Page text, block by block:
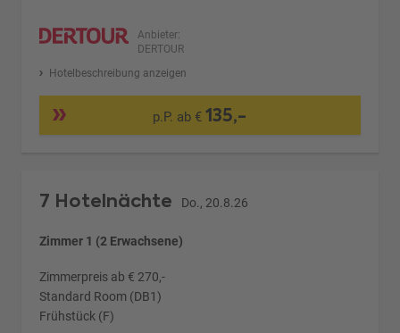
Anbieter:
DERTOUR
Hotelbeschreibung anzeigen
p.P. ab €135,-
7 Hotelnächte Do., 20.8.26
Zimmer 1 (2 Erwachsene)
Zimmerpreis ab € 270,-
Standard Room (DB1)
Frühstück (F)